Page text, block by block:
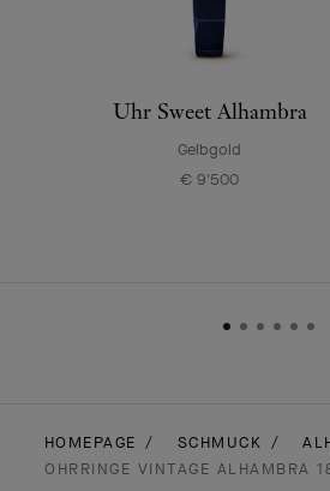
Uhr Sweet Alhambra
Gelbgold
€ 9'500
HOMEPAGE SCHMUCK
OHRRINGE VINTAGE ALHAMBRA